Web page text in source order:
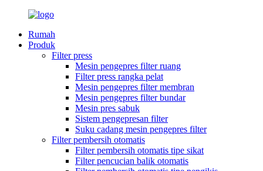
Rumah
Produk
Filter press
Mesin pengepres filter ruang
Filter press rangka pelat
Mesin pengepres filter membran
Mesin pengepres filter bundar
Mesin pres sabuk
Sistem pengepresan filter
Suku cadang mesin pengepres filter
Filter pembersih otomatis
Filter pembersih otomatis tipe sikat
Filter pencucian balik otomatis